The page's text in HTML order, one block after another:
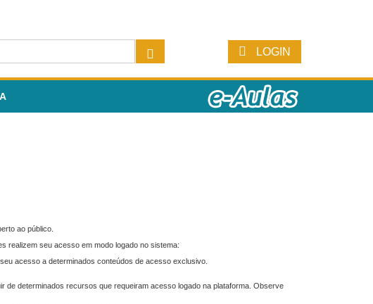
LOGIN
ao público.
realizem seu acesso em modo logado no sistema:
acesso a determinados conteúdos de acesso exclusivo.
de determinados recursos que requeiram acesso logado na plataforma. Observe